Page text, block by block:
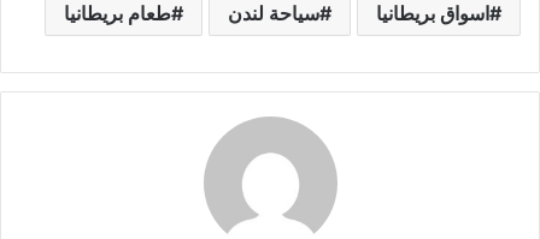
اسواق بريطانيا سياحة لندن طعام بريطانيا